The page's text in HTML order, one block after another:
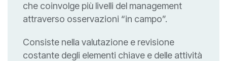
che coinvolge più livelli del management
attraverso osservazioni “in campo”.
Consiste nella valutazione e revisione
costante degli elementi chiave e delle attività